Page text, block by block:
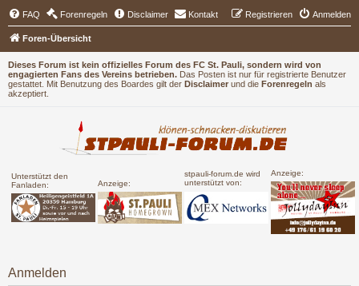
Dieses Forum ist kein offizielles Forum des FC St. Pauli, sondern wird von
engagierten Fans des Vereins betrieben. Das Posten ist nur für registrierte Benutzer
gestattet. Mit Benutzung des Boardes gilt der Disclaimer und die Forenregeln als
akzeptiert.
Unterstützt den
Fanladen:
Anzeige:
stpauli-forum.de wird
unterstützt von:
Anzeige:
FAQ Forenregeln Disclaimer Kontakt Anmelden
Registrieren
Foren-Übersicht
Anmelden